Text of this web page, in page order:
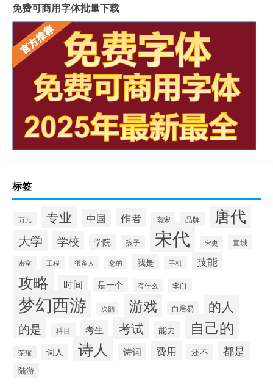
免费可商用字体批量下载
标签
万元 专业 中国 作者 南宋 品牌 唐代
大学 学校 学院 孩子 宋代 宋史 宣城
密室 工程 很多人 您的 我是 手机 技能
攻略 时间 是一个 有什么 李白
梦幻西游 次韵 游戏 白居易 的人
的是 科目 考生 考试 能力 自己的
荣耀 词人 诗人 诗词 费用 还不 都是
陆游